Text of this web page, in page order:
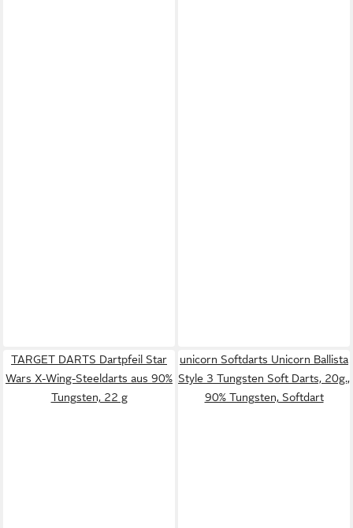
TARGET DARTS Dartpfeil Star
Wars X-Wing-Steeldarts aus 90%
Tungsten, 22 g
unicorn Softdarts Unicorn Ballista
Style 3 Tungsten Soft Darts, 20g.,
90% Tungsten, Softdart